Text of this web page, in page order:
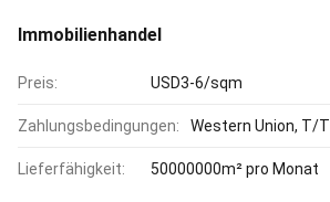
Immobilienhandel
Preis: USD3-6/sqm
Zahlungsbedingungen: Western Union, T/T
Lieferfähigkeit: 50000000m² pro Monat